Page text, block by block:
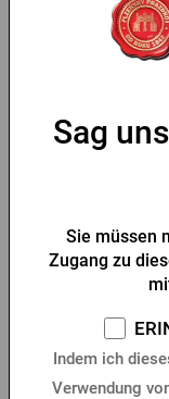
Pilsner
Vorrätig > 10 Stk.
Sag
Sie müssen
Zugang zu
Indem ich
Verwendung